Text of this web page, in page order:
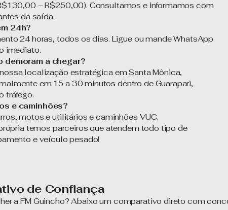
– R$250,00). Consultamos e informamos com
da saída.
24h?
24 horas, todos os dias. Ligue ou mande WhatsApp
imediato.
demoram a chegar?
localização estratégica em Santa Mônica,
em 15 a 30 minutos dentro de Guarapari,
tráfego.
e caminhões?
motos e utilitários e caminhões VUC.
temos parceiros que atendem todo tipo de
e veículo pesado!
de Confiança
a FM Guincho? Abaixo um comparativo direto com